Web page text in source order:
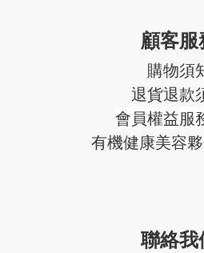
顧客服
購物須
退貨退款
會員權益服
有機健康美容
聯絡我